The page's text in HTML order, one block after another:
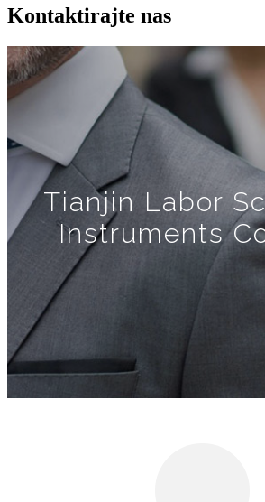
Kontaktirajte nas
Tianjin Labor
Instruments